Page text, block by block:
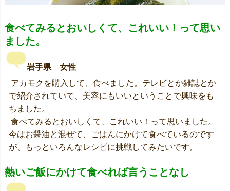
食べてみるとおいしくて、これいい！って思い
ました。
岩手県 女性
アカモクを購入して、食べました。テレビとか雑誌とか
で紹介されていて、美容にもいいということで興味をも
ちました。
食べてみるとおいしくて、これいい！って思いました。
今はお醤油と混ぜて、ごはんにかけて食べているのです
が、もっといろんなレシピに挑戦してみたいです。
熱いご飯にかけて食べれば言うことなし